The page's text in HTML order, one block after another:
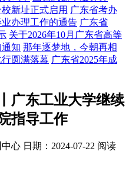
新址正式启用 广东省考办
办理工作的通告 广东省
关于2026年10月广东省高等
知 那年逐梦地，今朝再相
圆满落幕 广东省2025年成
广东工业大学继续
指导工作
心 日期：2024-07-22 阅读